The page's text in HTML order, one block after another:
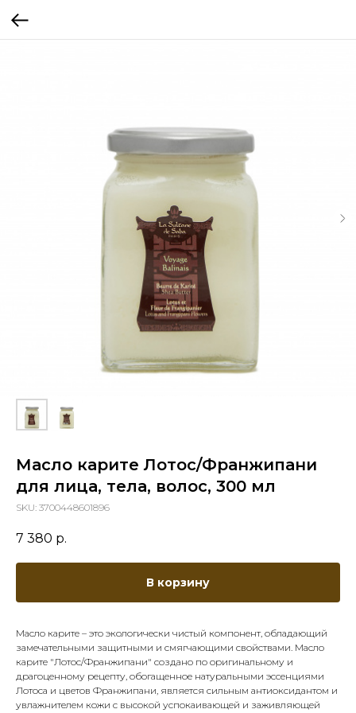
Масло карите Лотос/Франжипани
для лица, тела, волос, 300 мл
SKU: 3700448601896
7 380 р.
В корзину
Масло карите – это экологически чистый компонент, обладающий
замечательными защитными и смягчающими свойствами. Масло
карите "Лотос/Франжипани" создано по оригинальному и
драгоценному рецепту, обогащенное натуральными эссенциями
Лотоса и цветов Франжипани, является сильным антиоксидантом и
увлажнителем кожи с высокой успокаивающей и заживляющей